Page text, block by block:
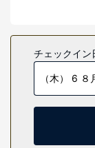
全 100 室ある
型冷蔵庫 / 冷凍
ゆったりおく
ケーブルをご覧
ただけます。
きの電話をご利
チェックイン
（木） 6 ８